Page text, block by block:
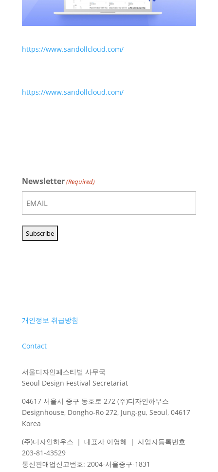
https://www.sandollcloud.com/
https://www.sandollcloud.com/
Newsletter(Required)
개인정보 취급방침
Contact
서울디자인페스티벌 사무국
Seoul Design Festival Secretariat
04617 서울시 중구 동호로 272 (주)디자인하우스
Designhouse, Dongho-Ro 272, Jung-gu, Seoul, 04617
Korea
(주)디자인하우스 ｜ 대표자 이영혜 ｜ 사업자등록번호
203-81-43529
통신판매업신고번호: 2004-서울중구-1831